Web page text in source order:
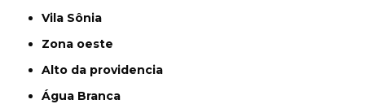
Vila Sônia
Zona oeste
alto da providencia
Água Branca